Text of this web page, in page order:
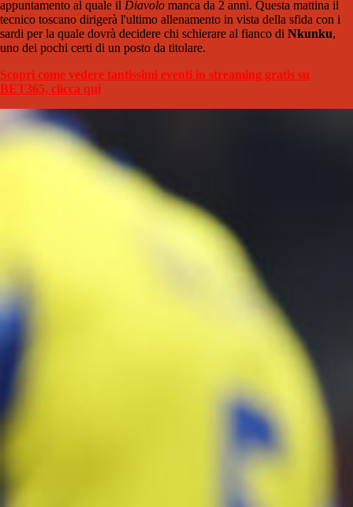
appuntamento al quale il Diavolo manca da 2 anni. Questa mattina il
tecnico toscano dirigerà l'ultimo allenamento in vista della sfida con i
sardi per la quale dovrà decidere chi schierare al fianco di Nkunku,
uno dei pochi certi di un posto da titolare.
Scopri come vedere tantissimi eventi in streaming gratis su
BET365, clicca qui